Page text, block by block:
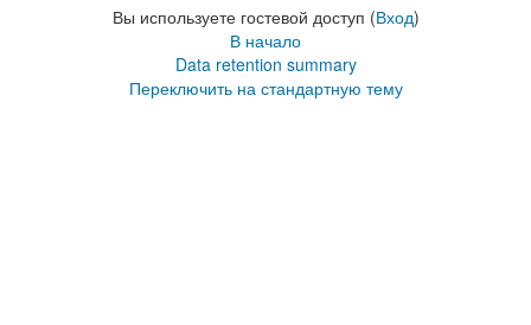
Вы используете гостевой доступ (Вход)
В начало
Data retention summary
Переключить на стандартную тему